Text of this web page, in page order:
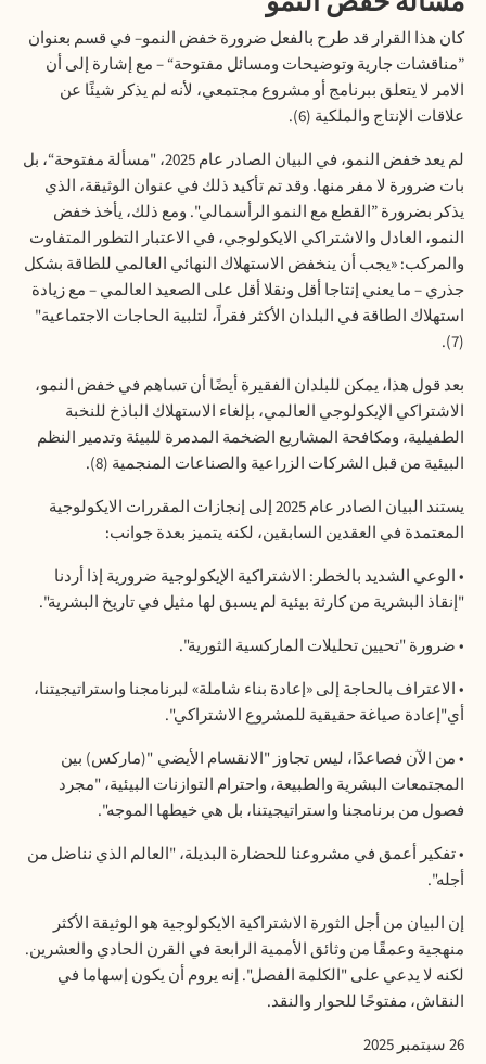
كان هذا القرار قد طرح بالفعل ضرورة خفض النمو– في قسم بعنوان
”مناقشات جارية وتوضيحات ومسائل مفتوحة“ – مع إشارة إلى أن
الامر لا يتعلق ببرنامج أو مشروع مجتمعي، لأنه لم يذكر شيئًا عن
علاقات الإنتاج والملكية (6)
.
لم يعد خفض النمو، في البيان الصادر عام 2025، "مسألة مفتوحة“، بل
بات ضرورة لا مفر منها. وقد تم تأكيد ذلك في عنوان الوثيقة، الذي
يذكر بضرورة”القطع مع النمو الرأسمالي". ومع ذلك، يأخذ خفض
النمو، العادل والاشتراكي الايكولوجي، في الاعتبار التطور المتفاوت
والمركب: «يجب أن ينخفض الاستهلاك النهائي العالمي للطاقة بشكل
جذري – ما يعني إنتاجا أقل ونقلا أقل على الصعيد العالمي – مع زيادة
استهلاك الطاقة في البلدان الأكثر فقراً، لتلبية الحاجات الاجتماعية"
(7).
بعد قول هذا، يمكن للبلدان الفقيرة أيضًا أن تساهم في خفض النمو،
الاشتراكي الإيكولوجي العالمي، بإلغاء الاستهلاك الباذخ للنخبة
الطفيلية، ومكافحة المشاريع الضخمة المدمرة للبيئة وتدمير النظم
البيئية من قبل الشركات الزراعية والصناعات المنجمية (8).
يستند البيان الصادر عام 2025 إلى إنجازات المقررات الايكولوجية
المعتمدة في العقدين السابقين، لكنه يتميز بعدة جوانب:
•الوعي الشديد بالخطر: الاشتراكية الإيكولوجية ضرورية إذا أردنا
"إنقاذ البشرية من كارثة بيئية لم يسبق لها مثيل في تاريخ البشرية".
•ضرورة "تحيين تحليلات الماركسية الثورية".
•الاعتراف بالحاجة إلى «إعادة بناء شاملة» لبرنامجنا واستراتيجيتنا،
أي"إعادة صياغة حقيقية للمشروع الاشتراكي".
•من الآن فصاعدًا، ليس تجاوز "الانقسام الأيضي "(ماركس) بين
المجتمعات البشرية والطبيعة، واحترام التوازنات البيئية، "مجرد
فصول من برنامجنا واستراتيجيتنا، بل هي خيطها الموجه".
•تفكير أعمق في مشروعنا للحضارة البديلة، "العالم الذي نناضل من
أجله".
إن البيان من أجل الثورة الاشتراكية الايكولوجية هو الوثيقة الأكثر
منهجية وعمقًا من وثائق الأممية الرابعة في القرن الحادي والعشرين.
لكنه لا يدعي على "الكلمة الفصل". إنه يروم أن يكون إسهاما في
النقاش، مفتوحًا للحوار والنقد.
26سبتمبر 2025